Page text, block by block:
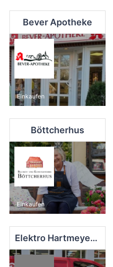
Bever Apotheke
Einkaufen
Böttcherhus
Einkaufen
Elektro Hartmeyer e. K.